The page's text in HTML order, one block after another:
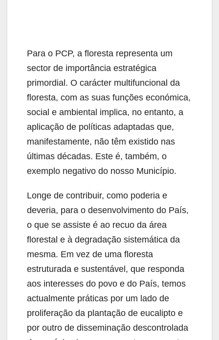
Para o PCP, a floresta representa um
sector de importância estratégica
primordial. O carácter multifuncional da
floresta, com as suas funções económica,
social e ambiental implica, no entanto, a
aplicação de políticas adaptadas que,
manifestamente, não têm existido nas
últimas décadas. Este é, também, o
exemplo negativo do nosso Município.
Longe de contribuir, como poderia e
deveria, para o desenvolvimento do País,
o que se assiste é ao recuo da área
florestal e à degradação sistemática da
mesma. Em vez de uma floresta
estruturada e sustentável, que responda
aos interesses do povo e do País, temos
actualmente práticas por um lado de
proliferação da plantação de eucalipto e
por outro de disseminação descontrolada